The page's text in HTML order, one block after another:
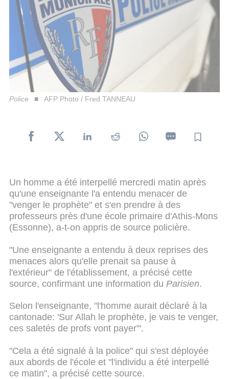
Police AFP Photo / Fred TANNEAU
Un homme a été interpellé mercredi matin après
qu'une enseignante l'a entendu menacer de
"venger le prophète" et s'en prendre à des
professeurs près d'une école primaire d'Athis-Mons
(Essonne), a-t-on appris de source policière.
"Une enseignante a entendu à deux reprises des
menaces alors qu'elle prenait sa pause à
l'extérieur" de l'établissement, a précisé cette
source, confirmant une information du Parisien.
Selon l'enseignante, "l'homme aurait déclaré à la
cantonade: 'Sur Allah le prophète, je vais te venger,
ces saletés de profs vont payer'".
"Cela a été signalé à la police" qui s'est déployée
aux abords de l'école et "l'individu a été interpellé
ce matin", a précisé cette source.